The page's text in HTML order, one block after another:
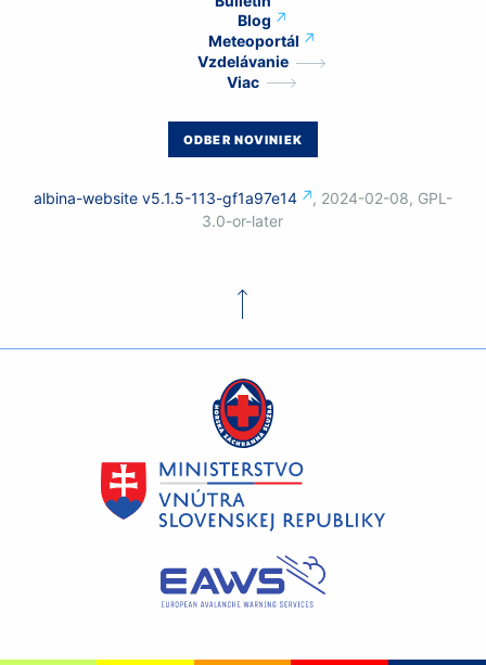
Blog
Meteoportál
Vzdelávanie
Viac
ODBER NOVINIEK
albina-website v5.1.5-113-gf1a97e14 , 2024-02-08, GPL-
3.0-or-later